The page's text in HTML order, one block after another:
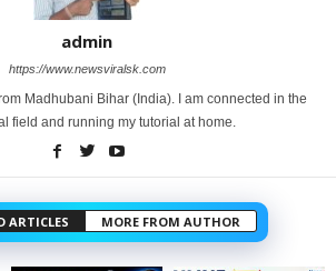
admin
https://www.newsviralsk.com
Madhubani Bihar (India). I am connected in the
field and running my tutorial at home.
ARTICLES MORE FROM AUTHOR